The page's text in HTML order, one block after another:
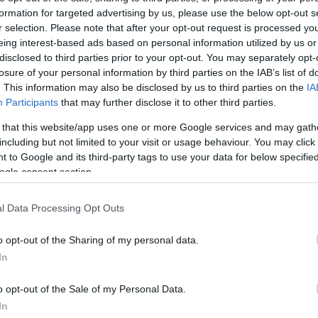
for targeted advertising by us, please use the below opt-out
selection. Please note that after your opt-out request is processed
interest-based ads based on personal information utilized by us
to third parties prior to your opt-out. You may separately
of your personal information by third parties on the IAB’s list of
This information may also be disclosed by us to third parties on the
Participants that may further disclose it to other third parties.
that this website/app uses one or more Google services and may
but not limited to your visit or usage behaviour. You may
to Google and its third-party tags to use your data for below
consent section.
Data Processing Opt Outs
opt-out of the Sharing of my personal data.
opt-out of the Sale of my Personal Data.
Ποντίων Διαβατών
Υψηλάντης»
45 χρόνια ζωής και
ΕΚΔΗΛΩΣΕΙΣ
Τα Μωμοέρια των «Κομνηνών»
στον ετήσιο χορό